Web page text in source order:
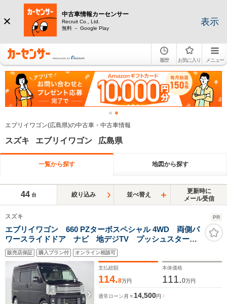
中古車情報カーセンサー
Recruit Co., Ltd.
無料 － Google Play
表示
履歴 お気に入り メニュー
エブリイワゴン(広島県)の中古車・中古車情報
スズキ エブリイワゴン 広島県
一覧から探す 地図から探す
44 台 絞り込み 並べ替え
更新時に
メール受信
スズキ PR
エブリイワゴン 660 PZターボスペシャル 4WD 両側パ
ワースライドドア ナビ 地デジTV プッシュスター
ト 純正アルミホイール HIDヘッドライト シートヒー
ター バックカメラ装着車 レーダーブレーキサポー
ト ハイルーフ
販売店保証 購入プラン付 オンライン相談可
支払総額
114.8万円
本体価格
111.0万円
通常ローン 月々14,500円